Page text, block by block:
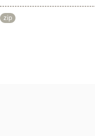
紅葉狩りなど、心を和ませ
たくさんあります。今回は
オリジナルの秋におすすめ
zip